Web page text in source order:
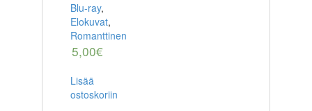
Blu-ray,
Elokuvat,
Romanttinen
5,00€
Lisää
ostoskoriin